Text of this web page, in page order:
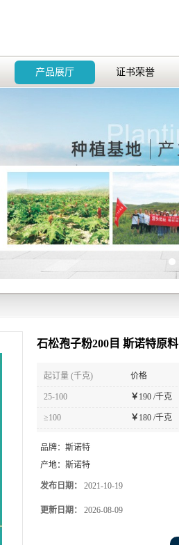
产品展厅 证书荣誉
石松孢子粉200目 斯诺特原料
起订量 (千克) 价格
25-100 ￥ 190 /千克
≥100 ￥ 180 /千克
品牌： 斯诺特
产地： 斯诺特
发布日期： 2021-10-19
更新日期： 2026-08-09